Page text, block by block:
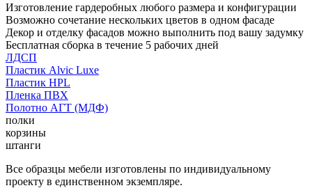
Изготовление гардеробных любого размера и конфигурации
Возможно сочетание нескольких цветов в одном фасаде
Декор и отделку фасадов можно выполнить под вашу задумку
Бесплатная сборка в течение 5 рабочих дней
ЛДСП
Пластик Alvic Luxe
Пластик HPL
Пленка ПВХ
Полотно АГТ (МДФ)
полки
корзины
штанги
Все образцы мебели изготовлены по индивидуальному
проекту в единственном экземпляре.